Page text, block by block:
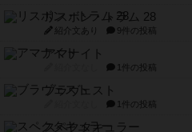
リスボン・トラム 28
紹介文あり 9件の投稿
アマナイト
1件の投稿
ブラヴェスト
1件の投稿
スペクタキュラー